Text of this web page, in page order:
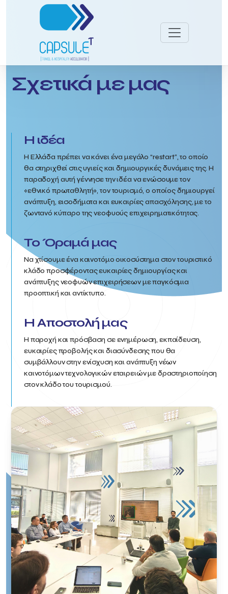
Σχετικά με μας
Η ιδέα
Η Ελλάδα πρέπει να κάνει ένα μεγάλο “restart”, το οποίο
θα στηριχθεί στις υγιείς και δημιουργικές δυνάμεις της. Η
παραδοχή αυτή γέννησε την ιδέα να ενώσουμε τον
«εθνικό πρωταθλητή», τον τουρισμό, ο οποίος δημιουργεί
ανάπτυξη, εισοδήματα και ευκαιρίες απασχόλησης, με το
ζωντανό κύτταρο της νεοφυούς επιχειρηματικότητας.
Το Όραμά μας
Να χτίσουμε ένα καινοτόμο οικοσύστημα στον τουριστικό
κλάδο προσφέροντας ευκαιρίες δημιουργίας και
ανάπτυξης νεοφυών επιχειρήσεων με παγκόσμια
προοπτική και αντίκτυπο.
Η Αποστολή μας
Η παροχή και πρόσβαση σε ενημέρωση, εκπαίδευση,
ευκαιρίες προβολής και διασύνδεσης που θα
συμβάλλουν στην ενίσχυση και ανάπτυξη νέων
καινοτόμων τεχνολογικών εταιρειών με δραστηριοποίηση
στον κλάδο του τουρισμού.